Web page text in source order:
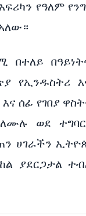
የዓለም
በተለይ
የኢንዱስትሪ
ሰፊ የገበያ
ወደ ተግባር
ሀገራችን
ያደርጋታል